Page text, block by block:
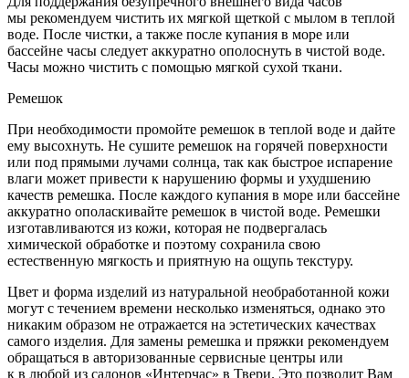
мы рекомендуем чистить их мягкой щеткой с мылом в теплой
воде. После чистки, а также после купания в море или
бассейне часы следует аккуратно ополоснуть в чистой воде.
Часы можно чистить с помощью мягкой сухой ткани.
Ремешок
При необходимости промойте ремешок в теплой воде и дайте
ему высохнуть. Не сушите ремешок на горячей поверхности
или под прямыми лучами солнца, так как быстрое испарение
влаги может привести к нарушению формы и ухудшению
качеств ремешка. После каждого купания в море или бассейне
аккуратно ополаскивайте ремешок в чистой воде. Ремешки
изготавливаются из кожи, которая не подвергалась
химической обработке и поэтому сохранила свою
естественную мягкость и приятную на ощупь текстуру.
Цвет и форма изделий из натуральной необработанной кожи
могут с течением времени несколько изменяться, однако это
никаким образом не отражается на эстетических качествах
самого изделия. Для замены ремешка и пряжки рекомендуем
обращаться в авторизованные сервисные центры или
к в любой из салонов «Интерчас» в Твери. Это позволит Вам